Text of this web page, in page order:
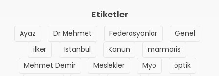
Etiketler
Ayaz Dr Mehmet Federasyonlar
Genel
ilker
Istanbul Kanun
marmaris
Mehmet Demir
Meslekler Myo
optik